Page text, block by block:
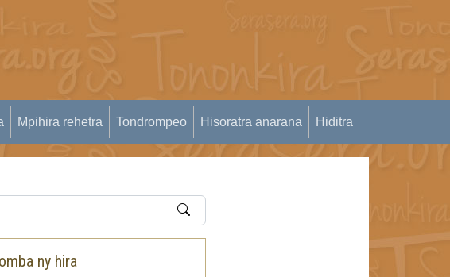
Mpihira rehetra Tondrompeo Hisoratra anarana Hiditra
ny hira